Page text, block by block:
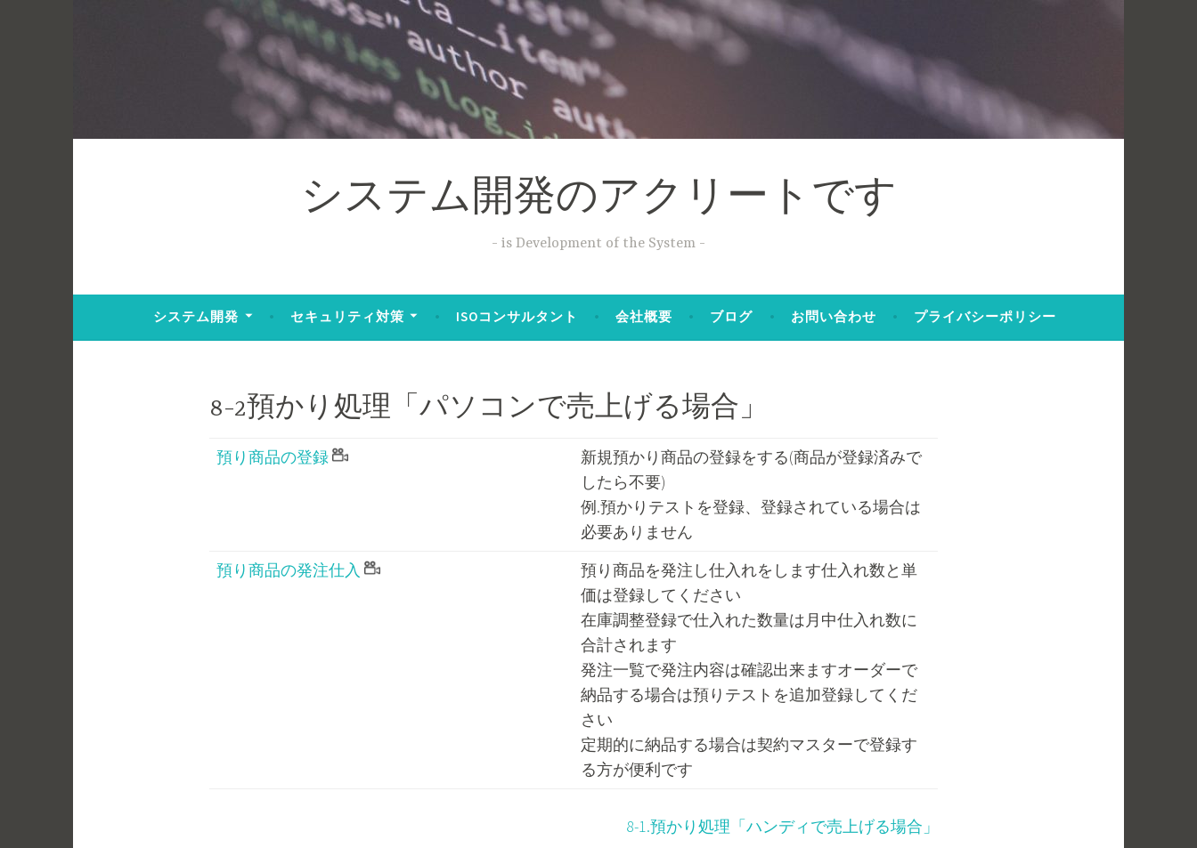
へ
システム開発のアクリートです
is Development of the System
システム開発 セキュリティ対策 ISOコンサルタント 会社概要 ブログ お問い合わせ プライバシーポリシー
8-2預かり処理「パソコンで売上げる場合」
預り商品の登録
新規預かり商品の登録をする(商品が登録済みで
したら不要)
例.預かりテストを登録、登録されている場合は
必要ありません
預り商品の発注仕入
預り商品を発注し仕入れをします仕入れ数と単
価は登録してください
在庫調整登録で仕入れた数量は月中仕入れ数に
合計されます
発注一覧で発注内容は確認出来ますオーダーで
納品する場合は預りテストを追加登録してくだ
さい
定期的に納品する場合は契約マスターで登録す
る方が便利です
8-1.預かり処理「ハンディで売上げる場合」